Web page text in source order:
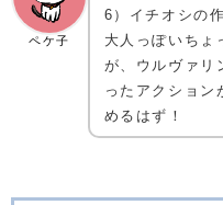
ペケ子
6）イチオシの
大人っぽいちょ
が、ウルヴァリ
ったアクション
めるはず！